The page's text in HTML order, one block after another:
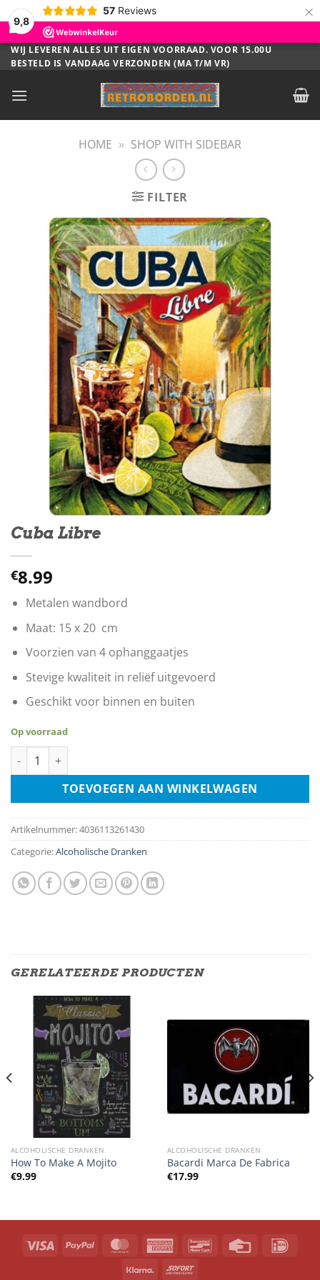
9,8
57 Reviews ×
Ga
naar
WIJ LEVEREN ALLES UIT EIGEN VOORRAAD. VOOR 15.00U
BESTELD IS VANDAAG VERZONDEN (MA T/M VR)
HOME » SHOP WITH SIDEBAR
FILTER
Cuba Libre
€8.99
Metalen wandbord
Maat: 15 x 20 cm
Voorzien van 4 ophanggaatjes
Stevige kwaliteit in reliëf uitgevoerd
Geschikt voor binnen en buiten
Op voorraad
Cuba Libre aantal
TOEVOEGEN AAN WINKELWAGEN
Artikelnummer:4036113261430
Categorie:Alcoholische Dranken
GERELATEERDE PRODUCTEN
ALCOHOLISCHE DRANKEN
How To Make A Mojito
€9.99
ALCOHOLISCHE DRANKEN
Bacardi Marca De Fabrica
€17.99